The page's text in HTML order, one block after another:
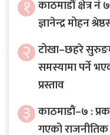
१ काठमाडौं क्षेत्र
ज्ञानेन्द्र मोहन
२ टोखा–छहरे
समस्यामा पर्ने
प्रस्ताव
३ काठमाडौं–७ :
गएको